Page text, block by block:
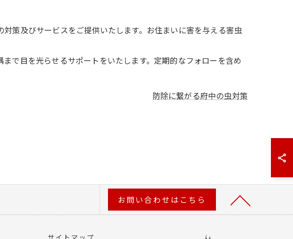
策及びサービスをご提供いたします。お住まいに害を与える害虫
で目を光らせるサポートをいたします。定期的なフォローを含め
防除に繋がる府中の虫対策
お問い合わせはこちら
サイトマップ